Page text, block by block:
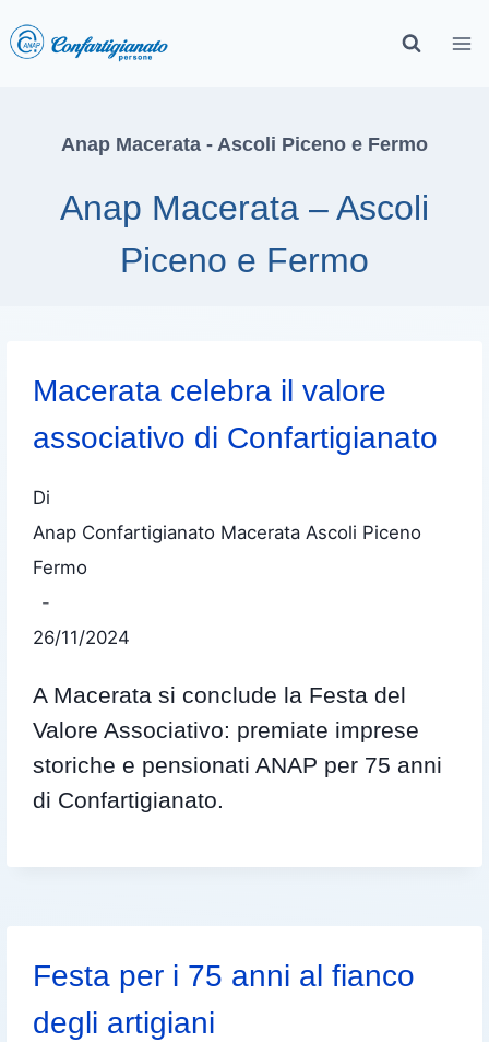
Anap Macerata - Ascoli Piceno e Fermo
Anap Macerata – Ascoli
Piceno e Fermo
Macerata celebra il valore
associativo di Confartigianato
Di
Anap Confartigianato Macerata Ascoli Piceno
Fermo
26/11/2024
A Macerata si conclude la Festa del
Valore Associativo: premiate imprese
storiche e pensionati ANAP per 75 anni
di Confartigianato.
Festa per i 75 anni al fianco
degli artigiani